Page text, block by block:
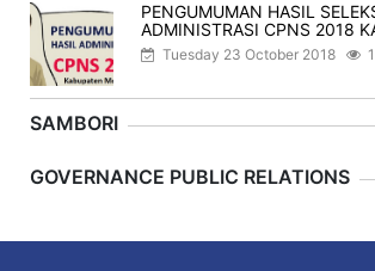
PENGUMUMAN HASIL
ADMINISTRASI CPNS 2018
Tuesday 23 October 2018
SAMBORI
Previous
GOVERNANCE PUBLIC RELATIONS